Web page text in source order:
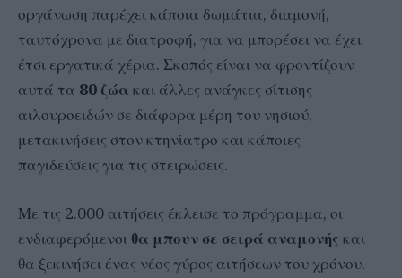
οργάνωση παρέχει κάποια δωμάτια, διαμονή,
ταυτόχρονα με διατροφή, για να μπορέσει να έχει
έτσι εργατικά χέρια. Σκοπός είναι να φροντίζουν
αυτά τα 80 ζώα και άλλες ανάγκες σίτισης
αιλουροειδών σε διάφορα μέρη του νησιού,
μετακινήσεις στον κτηνίατρο και κάποιες
παγιδεύσεις για τις στειρώσεις.
Με τις 2.000 αιτήσεις έκλεισε το πρόγραμμα, οι
ενδιαφερόμενοι θα μπουν σε σειρά αναμονής και
θα ξεκινήσει ένας νέος γύρος αιτήσεων του χρόνου,